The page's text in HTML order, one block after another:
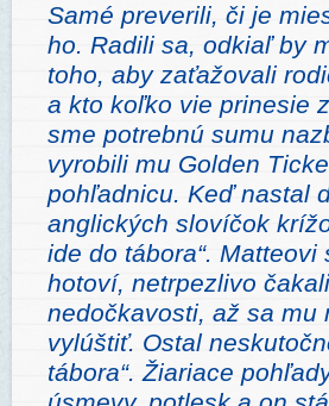
Samé preverili, či je
ho. Radili sa, odkiaľ by
toho, aby zaťažovali
a kto koľko vie prinesie
sme potrebnú sumu
vyrobili mu Golden
pohľadnicu. Keď nastal
anglických slovíčok
ide do tábora“.
hotoví, netrpezlivo
nedočkavosti, až sa mu
vylúštiť. Ostal
tábora“. Žiariace